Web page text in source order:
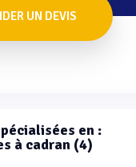
UN DEVIS
en :
à cadran (4)